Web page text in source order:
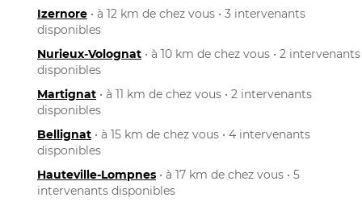
Izernore • à 12 km de chez vous • 3 intervenants
disponibles
Nurieux-Volognat • à 10 km de chez vous • 2 intervenants
disponibles
Martignat • à 11 km de chez vous • 2 intervenants
disponibles
Bellignat • à 15 km de chez vous • 4 intervenants
disponibles
Hauteville-Lompnes • à 17 km de chez vous • 5
intervenants disponibles